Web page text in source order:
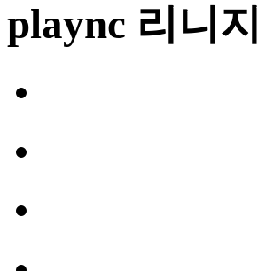
plaync 리니지